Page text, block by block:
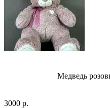
Медведь
3000 р.